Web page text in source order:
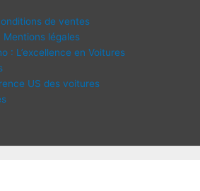
de ventes
Mentions légales
: L’excellence en Voitures
US des voitures